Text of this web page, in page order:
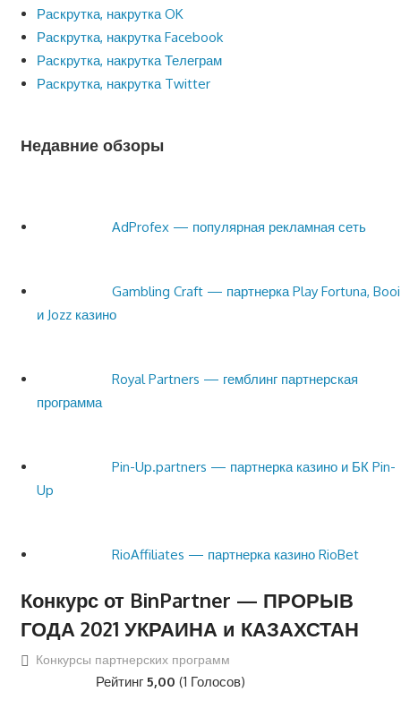
Конкурс от BinPartner — ПРОРЫВ
ГОДА 2021 УКРАИНА и КАЗАХСТАН
Конкурсы партнерских программ
Рейтинг 5,00 (1 Голосов)
Раскрутка, накрутка OK
Раскрутка, накрутка Facebook
Раскрутка, накрутка Телеграм
Раскрутка, накрутка Twitter
Недавние обзоры
AdProfex — популярная рекламная сеть
Gambling Craft — партнерка Play Fortuna, Booi
и Jozz казино
Royal Partners — гемблинг партнерская
программа
Pin-Up.partners — партнерка казино и БК Pin-
Up
RioAffiliates — партнерка казино RioBet